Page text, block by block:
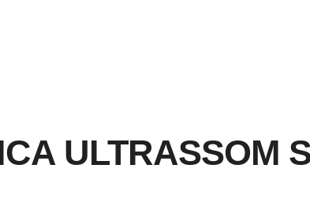
ULTRASSOM